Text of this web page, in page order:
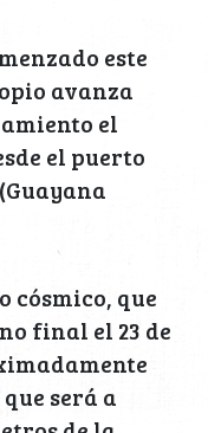
este
avanza
el
el puerto
cósmico, que
final el 23 de
será a